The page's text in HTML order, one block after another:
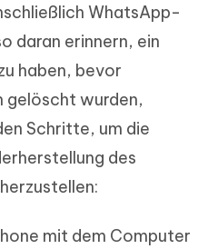
WhatsApp-
daran erinnern, ein
haben, bevor
wurden,
Schritte, um die
des
mit dem Computer